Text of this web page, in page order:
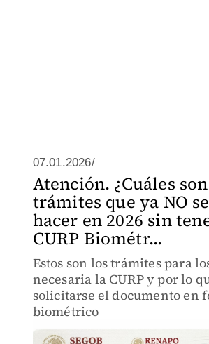
07.01.2026/
Atención. ¿Cuáles
trámites que ya NO
hacer en 2026 sin
CURP Biométr...
Estos son los trámites para
necesaria la CURP y por lo
solicitarse el documento en
biométrico